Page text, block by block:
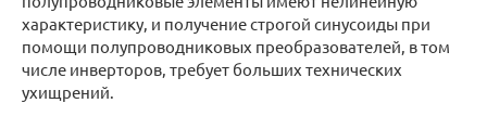
характеристику, и получение строгой синусоиды при
помощи полупроводниковых преобразователей, в том
числе инверторов, требует больших технических
ухищрений.